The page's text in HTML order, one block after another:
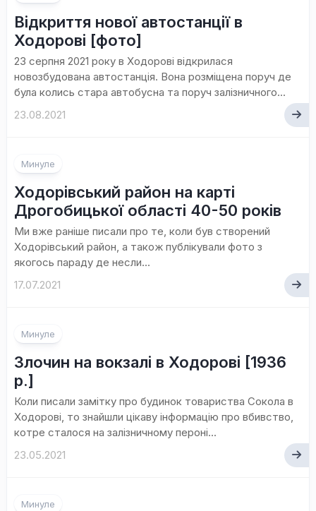
Відкриття нової автостанції в
Ходорові [фото]
23 серпня 2021 року в Ходорові відкрилася
новозбудована автостанція. Вона розміщена поруч де
була колись стара автобусна та поруч залізничного...
23.08.2021
Минуле
Ходорівський район на карті
Дрогобицької області 40-50 років
Ми вже раніше писали про те, коли був створений
Ходорівський район, а також публікували фото з
якогось параду де несли...
17.07.2021
Минуле
Злочин на вокзалі в Ходорові [1936
р.]
Коли писали замітку про будинок товариства Сокола в
Ходорові, то знайшли цікаву інформацію про вбивство,
котре сталося на залізничному пероні...
23.05.2021
Минуле